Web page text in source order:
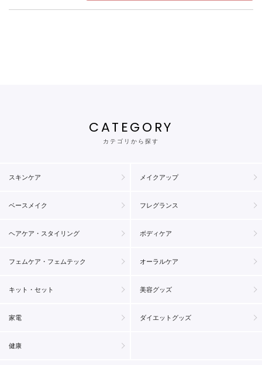
CATEGORY
カテゴリから探す
スキンケア メイクアップ
ベースメイク フレグランス
ヘアケア・スタイリング ボディケア
フェムケア・フェムテック オーラルケア
キット・セット 美容グッズ
家電 ダイエットグッズ
健康